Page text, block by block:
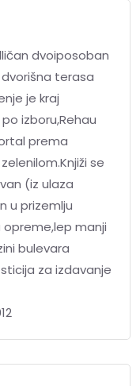
dvoiposoban
terasa
je kraj
izboru,Rehau
prema
se
(iz ulaza
u prizemlju
manji
bulevara
za izdavanje